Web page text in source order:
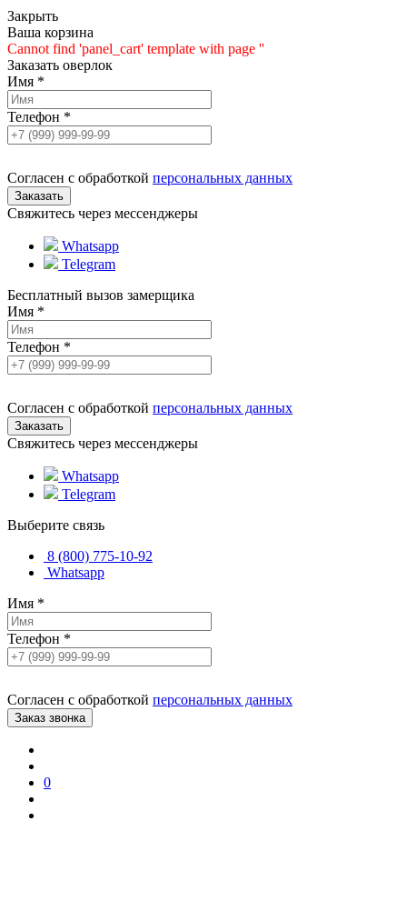
Закрыть
Ваша корзина
Cannot find 'panel_cart' template with page ''
Заказать оверлок
Имя *
Телефон *
Согласен с обработкой персональных данных
Свяжитесь через мессенджеры
Whatsapp
Telegram
Бесплатный вызов замерщика
Имя *
Телефон *
Согласен с обработкой персональных данных
Свяжитесь через мессенджеры
Whatsapp
Telegram
Выберите связь
8 (800) 775-10-92
Whatsapp
Имя *
Телефон *
Согласен с обработкой персональных данных
0